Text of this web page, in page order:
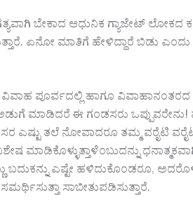
ಬೇಕಾದ ಆಧುನಿಕ ಗ್ಯಾಜೇಟ್‌ ಲೋಕದ
ಏನೋ ಮಾತಿಗೆ ಹೇಳಿದ್ದಾರೆ ಬಿಡು ಎಂದು
ಪೂರ್ವದಲ್ಲಿ ಹಾಗೂ ವಿವಾಹಾನಂತರದ
ಮಾಡಿದರೆ ಈ ಗಂಡಸರು ಒಪ್ಪುವರೇನು!
ಎಷ್ಟು ತಲೆ ನೋವಾದರೂ ತಮ್ಮ ವರೈಟಿ
ಮಾಡಿಕೊಳ್ಳುತ್ತಾಳೆಂಬುದನ್ನು
ಎಷ್ಟೇ ಹಳಿದುಕೊಂಡರೂ,
ಸಾಬೀತುಪಡಿಸುತ್ತಾರೆ.